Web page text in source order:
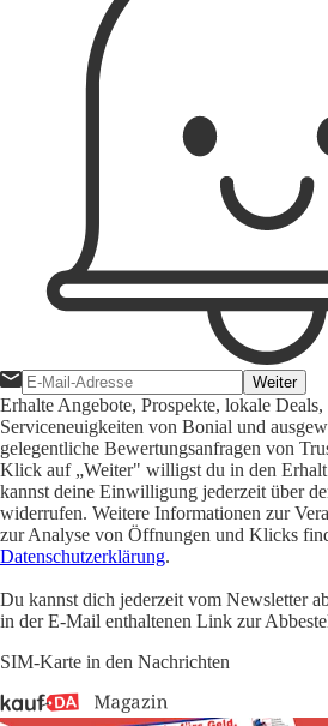
Weiter
Erhalte Angebote, Prospekte, lokale
Serviceneuigkeiten von Bonial und
gelegentliche Bewertungsanfragen von
Klick auf „Weiter" willigst du in den
kannst deine Einwilligung jederzeit über
widerrufen. Weitere Informationen zur
zur Analyse von Öffnungen und Klicks
Datenschutzerklärung.
Du kannst dich jederzeit vom Newsletter
in der E-Mail enthaltenen Link zur
SIM-Karte in den Nachrichten